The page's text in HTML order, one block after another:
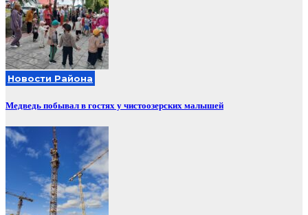
Новости Района
Медведь побывал в гостях у чистоозерских малышей